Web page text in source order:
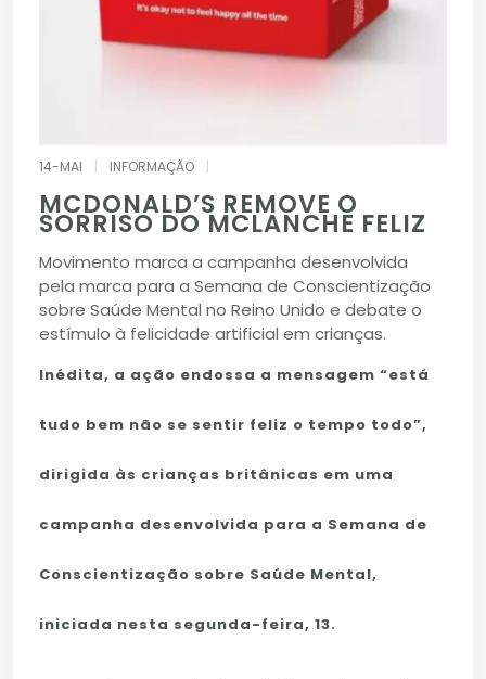
14-MAI INFORMAÇÃO
MCDONALD’S REMOVE O
SORRISO DO MCLANCHE FELIZ
Movimento marca a campanha desenvolvida
pela marca para a Semana de Conscientização
sobre Saúde Mental no Reino Unido e debate o
estímulo à felicidade artificial em crianças.
Inédita, a ação endossa a mensagem “está
tudo bem não se sentir feliz o tempo todo”,
dirigida às crianças britânicas em uma
campanha desenvolvida para a Semana de
Conscientização sobre Saúde Mental,
iniciada nesta segunda-feira, 13.